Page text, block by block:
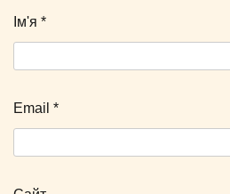
Ім'я *
Email *